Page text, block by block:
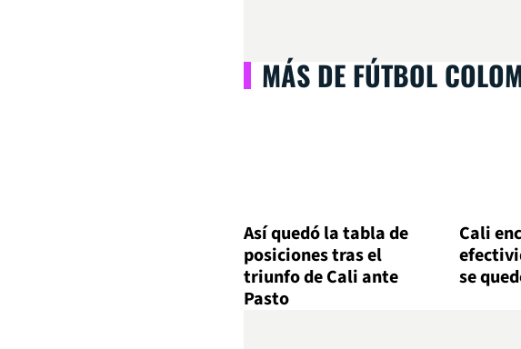
MÁS DE FÚTBOL
Así quedó la tabla de
posiciones tras el
triunfo de Cali ante
Pasto
Cali
se